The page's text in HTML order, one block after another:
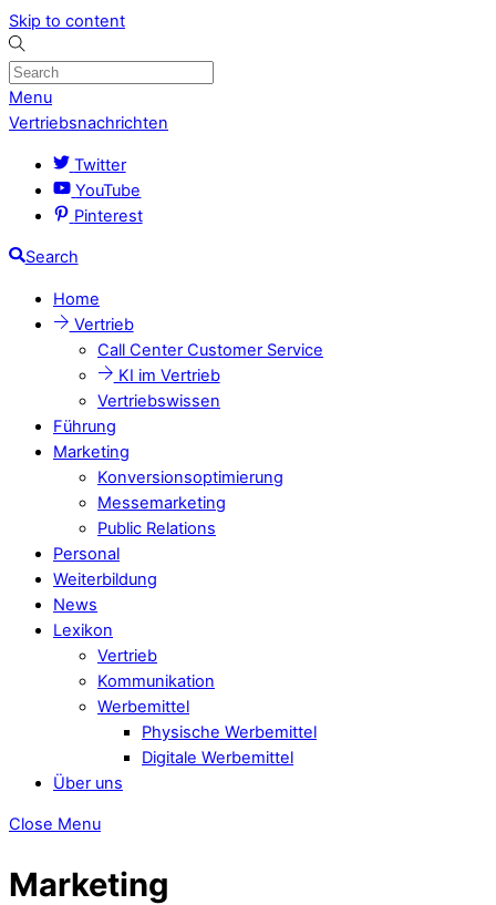
Skip to content
Menu
Vertriebsnachrichten
Twitter
YouTube
Pinterest
Search
Home
Vertrieb
Call Center Customer Service
KI im Vertrieb
Vertriebswissen
Führung
Marketing
Konversionsoptimierung
Messemarketing
Public Relations
Personal
Weiterbildung
News
Lexikon
Vertrieb
Kommunikation
Werbemittel
Physische Werbemittel
Digitale Werbemittel
Über uns
Close Menu
Marketing